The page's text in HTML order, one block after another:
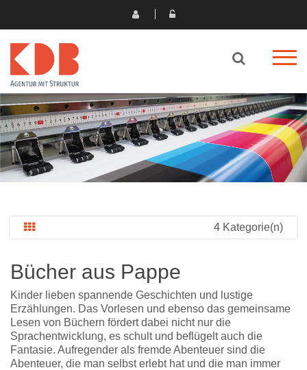
4 Kategorie(n)
Bücher aus Pappe
Kinder lieben spannende Geschichten und lustige
Erzählungen. Das Vorlesen und ebenso das gemeinsame
Lesen von Büchern fördert dabei nicht nur die
Sprachentwicklung, es schult und beflügelt auch die
Fantasie. Aufregender als fremde Abenteuer sind die
Abenteuer, die man selbst erlebt hat und die man immer